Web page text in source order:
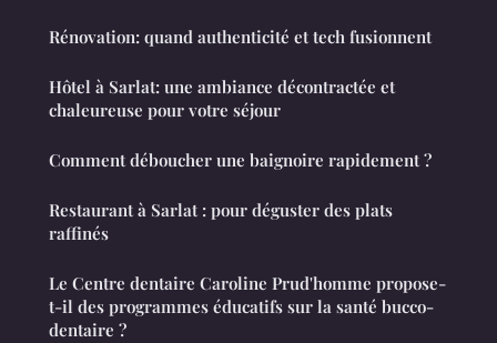
Rénovation: quand authenticité et tech fusionnent
Hôtel à Sarlat: une ambiance décontractée et
chaleureuse pour votre séjour
Comment déboucher une baignoire rapidement ?
Restaurant à Sarlat : pour déguster des plats
raffinés
Le Centre dentaire Caroline Prud'homme propose-
t-il des programmes éducatifs sur la santé bucco-
dentaire ?